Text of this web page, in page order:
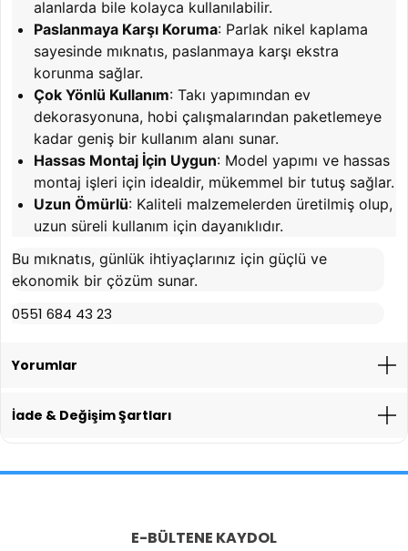
alanlarda bile kolayca kullanılabilir.
Paslanmaya Karşı Koruma: Parlak nikel kaplama
sayesinde mıknatıs, paslanmaya karşı ekstra
korunma sağlar.
Çok Yönlü Kullanım: Takı yapımından ev
dekorasyonuna, hobi çalışmalarından paketlemeye
kadar geniş bir kullanım alanı sunar.
Hassas Montaj İçin Uygun: Model yapımı ve hassas
montaj işleri için idealdir, mükemmel bir tutuş sağlar.
Uzun Ömürlü: Kaliteli malzemelerden üretilmiş olup,
uzun süreli kullanım için dayanıklıdır.
Bu mıknatıs, günlük ihtiyaçlarınız için güçlü ve
ekonomik bir çözüm sunar.
0551 684 43 23
Yorumlar
İade & Değişim Şartları
E-BÜLTENE KAYDOL